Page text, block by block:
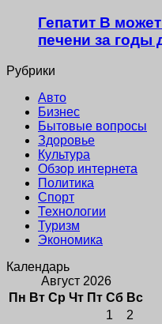
Гепатит B
печени за годы
Рубрики
Авто
Бизнес
Бытовые вопросы
Здоровье
Культура
Обзор интернета
Политика
Спорт
Технологии
Туризм
Экономика
Календарь
Август 2026
Пн Вт Ср Чт Пт Сб Вс
1
2